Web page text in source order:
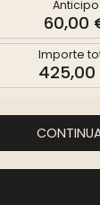
Anticipo
60,00
Importe